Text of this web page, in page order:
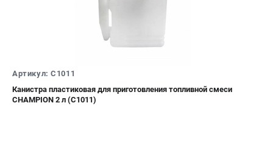
проспект Александровской Фермы, 29АЛ
8 (812) 615-80-17
Режим работы колл-центра:
Артикул: C1011
Канистра пластиковая для приготовления топливной смеси
CHAMPION 2 л (C1011)